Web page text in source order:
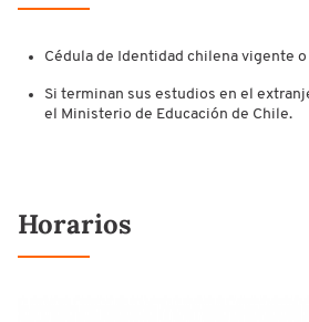
Cédula de Identidad chilena vigente
Si terminan sus estudios en el
el Ministerio de Educación de Chile.
Horarios